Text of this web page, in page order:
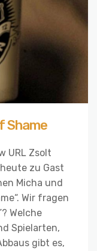
Shame
URL Zsolt
zu Gast
Micha und
Wir fragen
Welche
Spielarten,
gibt es,